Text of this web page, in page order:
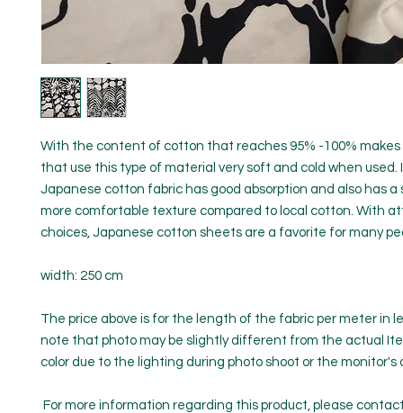
With the content of cotton that reaches 95% -100%
that use this type of material very soft and cold when used.
Japanese cotton fabric has good absorption and also has a
more comfortable texture compared to local cotton. With
choices, Japanese cotton sheets are a favorite for many
width: 250 cm
The price above is for the length of the fabric per meter in
note that photo may be slightly different from the actual
color due to the lighting during photo shoot or the monitor's
For more information regarding this product, please